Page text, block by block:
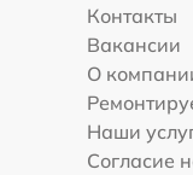
Контакты
Вакансии
О
Наши
Согласие